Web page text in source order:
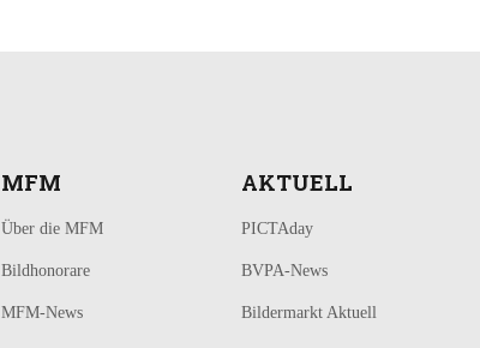
MFM
Über die MFM
Bildhonorare
MFM-News
AKTUELL
PICTAday
BVPA-News
Bildermarkt Aktuell